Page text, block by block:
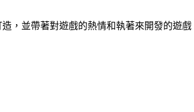
，並帶著對遊戲的熱情和執著來開發的遊